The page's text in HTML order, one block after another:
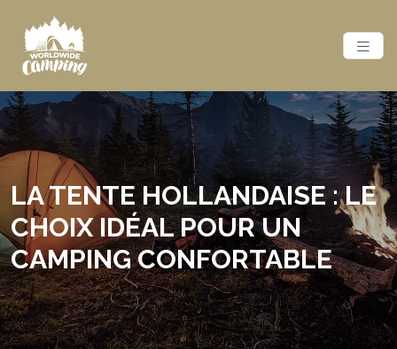
LA TENTE HOLLANDAISE : LE
CHOIX IDÉAL POUR UN
CAMPING CONFORTABLE